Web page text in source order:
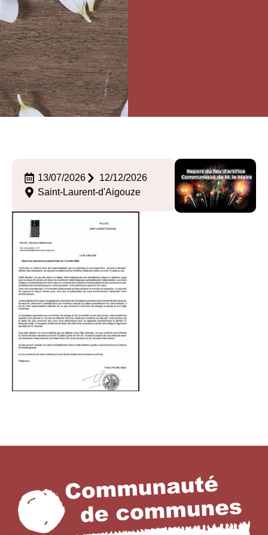
13/07/2026
12/12/2026
Saint-Laurent-d'Aigouze